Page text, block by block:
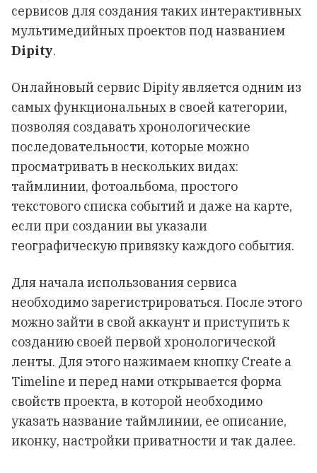
сервисов для создания таких интерактивных
мультимедийных проектов под названием
Dipity.
Онлайновый сервис Dipity является одним из
самых функциональных в своей категории,
позволяя создавать хронологические
последовательности, которые можно
просматривать в нескольких видах:
таймлинии, фотоальбома, простого
текстового списка событий и даже на карте,
если при создании вы указали
географическую привязку каждого события.
Для начала использования сервиса
необходимо зарегистрироваться. После этого
можно зайти в свой аккаунт и приступить к
созданию своей первой хронологической
ленты. Для этого нажимаем кнопку Create a
Timeline и перед нами открывается форма
свойств проекта, в которой необходимо
указать название таймлинии, ее описание,
иконку, настройки приватности и так далее.